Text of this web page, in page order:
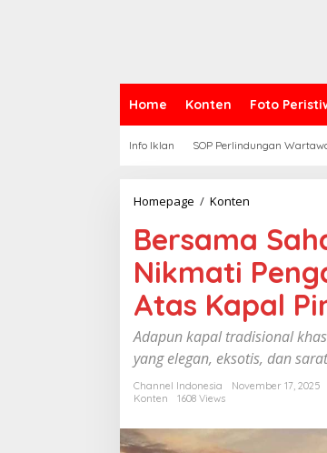
Home Konten Foto
Info Iklan SOP Perlindungan
Homepage / Konten
r
s
a
m
a
S
a
a
b
P
Bersama
Nikmati
Atas Kapal
Adapun kapal tradisional
yang elegan, eksotis, dan
Channel Indonesia
November 17, 2025
Konten
1608 Views